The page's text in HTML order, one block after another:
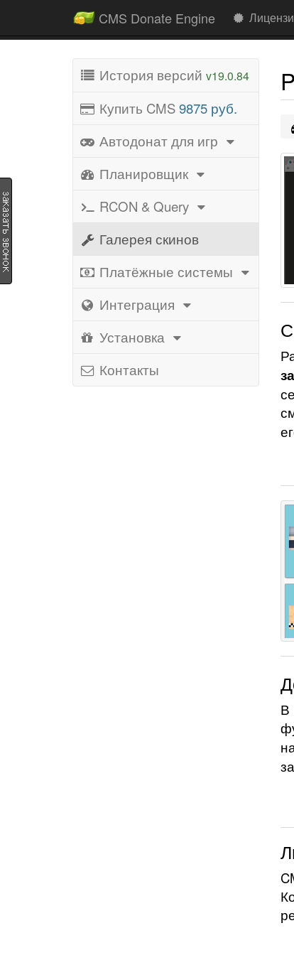
CMS Donate Engine
История версий v19.0.84
Купить CMS9875 руб.
Автодонат для игр
Планировщик
RCON & Query
Галерея скинов
Платёжные системы
Интеграция
Установка
Контакты
В